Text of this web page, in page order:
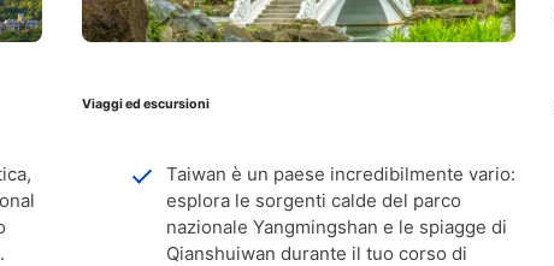
Viaggi ed escursioni
Taiwan è un paese incredibilmente vario:
esplora le sorgenti calde del parco
nazionale Yangmingshan e le spiagge di
Qianshuiwan durante il tuo corso di